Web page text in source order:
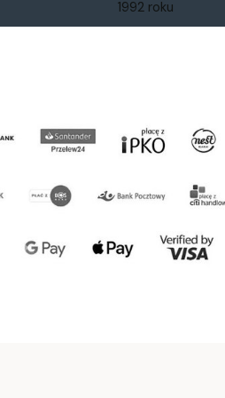
1992 roku